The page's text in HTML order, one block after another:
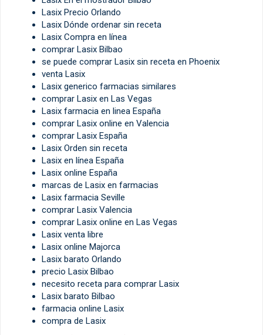
Lasix Precio Orlando
Lasix Dónde ordenar sin receta
Lasix Compra en línea
comprar Lasix Bilbao
se puede comprar Lasix sin receta en Phoenix
venta Lasix
Lasix generico farmacias similares
comprar Lasix en Las Vegas
Lasix farmacia en linea España
comprar Lasix online en Valencia
comprar Lasix España
Lasix Orden sin receta
Lasix en línea España
Lasix online España
marcas de Lasix en farmacias
Lasix farmacia Seville
comprar Lasix Valencia
comprar Lasix online en Las Vegas
Lasix venta libre
Lasix online Majorca
Lasix barato Orlando
precio Lasix Bilbao
necesito receta para comprar Lasix
Lasix barato Bilbao
farmacia online Lasix
compra de Lasix